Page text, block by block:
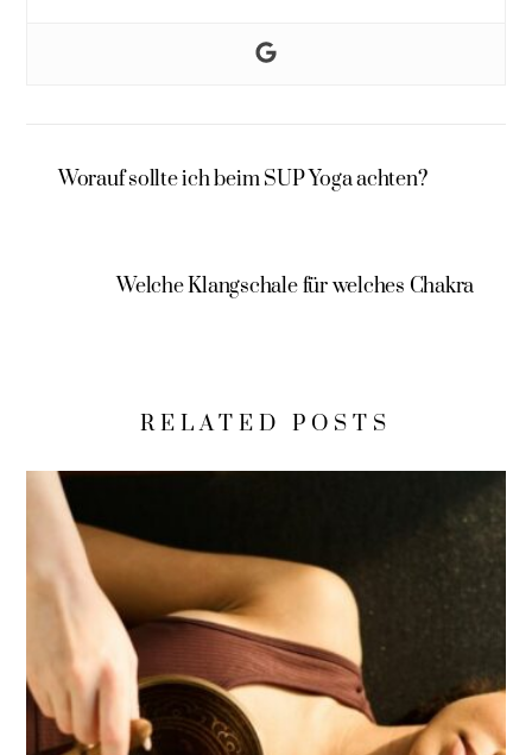
Worauf sollte ich beim SUP Yoga achten?
Welche Klangschale für welches Chakra
RELATED POSTS